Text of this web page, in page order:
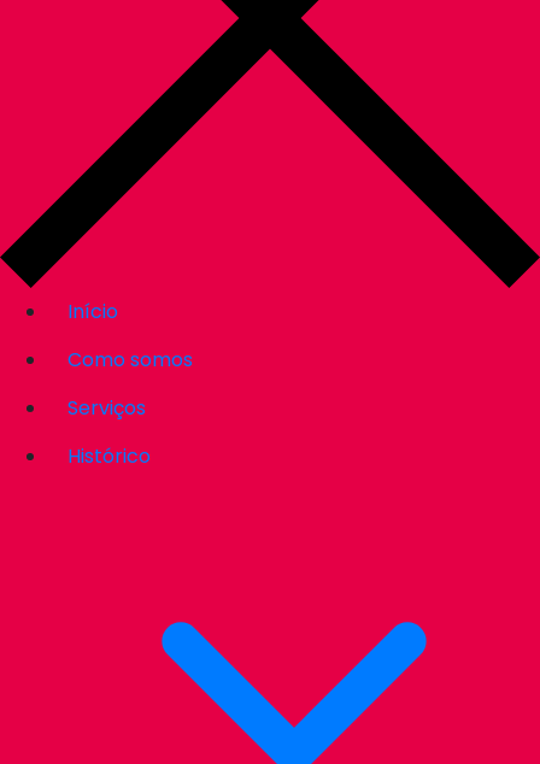
Início
Como somos
Serviços
Histórico